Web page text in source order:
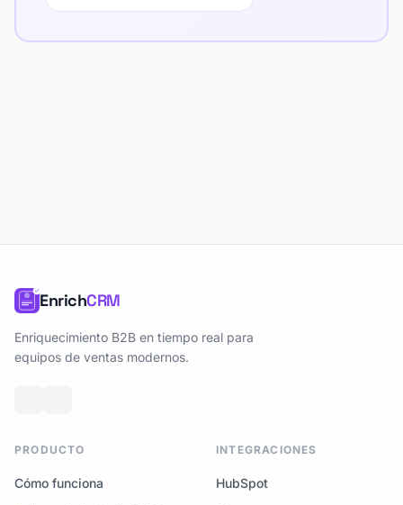
EnrichCRM
Enriquecimiento B2B en tiempo real para
equipos de ventas modernos.
PRODUCTO
Cómo funciona
INTEGRACIONES
HubSpot